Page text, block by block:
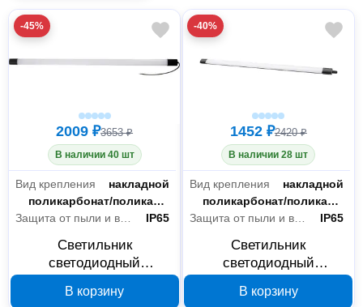
-45%
2009 ₽3653 ₽
В наличии 40 шт
Вид крепления
накладной
Материал корпуса/плафона/арматуры
поликарбонат/поликарбонат
IP65
Светильник
светодиодный
Jazzway DSP PWP-C2
В корзину
-40%
1452 ₽2420 ₽
В наличии 28 шт
Вид крепления
накладной
Материал корпуса/плафона/
поликарбонат/поликарбонат
Защита от пыли и влаги
IP65
Светильник
светодиодный
Jazzway DSP PWP-C2
В корзину